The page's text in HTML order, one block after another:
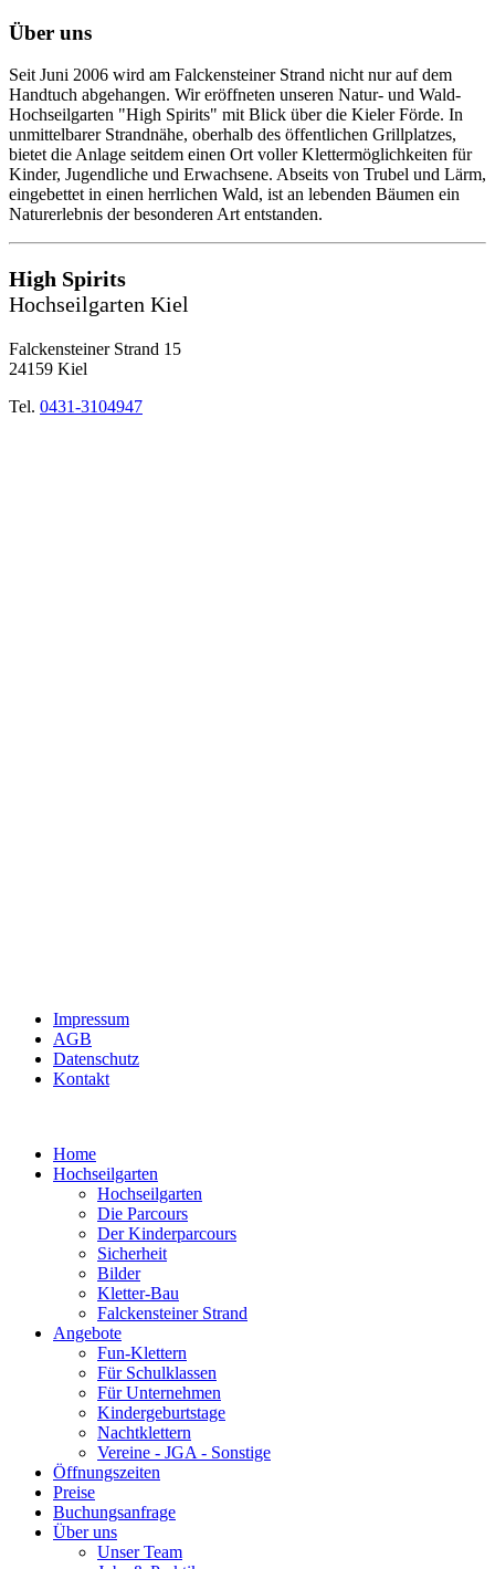
Über uns
Seit Juni 2006 wird am Falckensteiner Strand nicht nur auf dem
Handtuch abgehangen. Wir eröffneten unseren Natur- und Wald-
Hochseilgarten "High Spirits" mit Blick über die Kieler Förde. In
unmittelbarer Strandnähe, oberhalb des öffentlichen Grillplatzes,
bietet die Anlage seitdem einen Ort voller Klettermöglichkeiten für
Kinder, Jugendliche und Erwachsene. Abseits von Trubel und Lärm,
eingebettet in einen herrlichen Wald, ist an lebenden Bäumen ein
Naturerlebnis der besonderen Art entstanden.
High Spirits
Hochseilgarten Kiel
Falckensteiner Strand 15
24159 Kiel
Tel. 0431-3104947
Impressum
AGB
Datenschutz
Kontakt
Home
Hochseilgarten
Hochseilgarten
Die Parcours
Der Kinderparcours
Sicherheit
Bilder
Kletter-Bau
Falckensteiner Strand
Angebote
Fun-Klettern
Für Schulklassen
Für Unternehmen
Kindergeburtstage
Nachtklettern
Vereine - JGA - Sonstige
Öffnungszeiten
Preise
Buchungsanfrage
Über uns
Unser Team